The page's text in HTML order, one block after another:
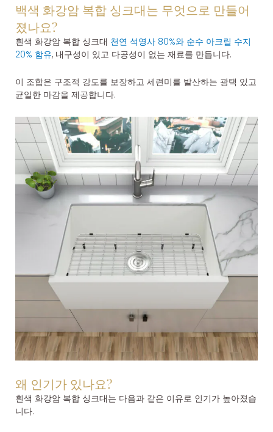
백색 화강암 복합 싱크대는 무엇으로 만들어
졌나요?
흰색 화강암 복합 싱크대 천연 석영사 80%와 순수 아크릴 수지
20% 함유, 내구성이 있고 다공성이 없는 재료를 만듭니다.
이 조합은 구조적 강도를 보장하고 세련미를 발산하는 광택 있고
균일한 마감을 제공합니다.
왜 인기가 있나요?
흰색 화강암 복합 싱크대는 다음과 같은 이유로 인기가 높아졌습
니다.